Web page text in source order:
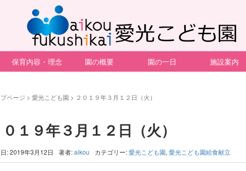
保育内容・理念 園の概要 園の一日 施設案内
プページ > 愛光こども園 > ２０１９年３月１２日（火）
０１９年３月１２日（火）
: 2019年3月12日 著者:aikou カテゴリー:愛光こども園, 愛光こども園給食献立